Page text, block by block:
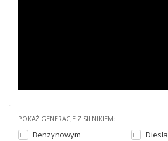
POKAŻ GENERACJE Z SILNIKIEM:
Benzynowym Diesla